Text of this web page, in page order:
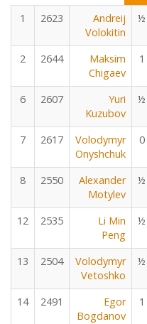
1
2623
Andreij
Volokitin
½
2 2644
Maksim
Chigaev
1
6 2607
Yuri
Kuzubov
½
7 2617
Volodymyr
Onyshchuk
0
8 2550
Alexander
Motylev
½
12 2535
Li Min
Peng
½
13 2504
Volodymyr
Vetoshko
½
14 2491
Egor
Bogdanov
1